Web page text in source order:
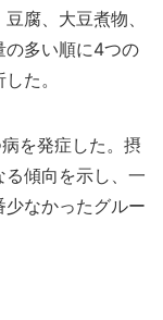
腐、大豆煮物、
の多い順に4つの
た。
を発症した。摂
傾向を示し、一
なかったグルー